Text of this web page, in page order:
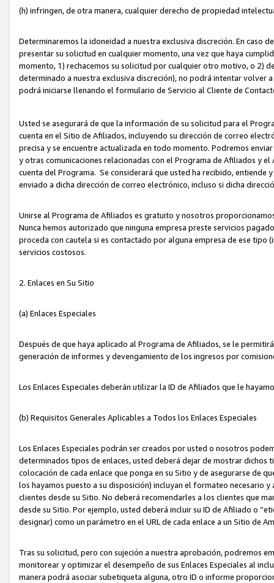
(h) infringen, de otra manera, cualquier derecho de propiedad
Determinaremos la idoneidad a nuestra exclusiva discreción. En caso
presentar su solicitud en cualquier momento, una vez que haya
momento, 1) rechacemos su solicitud por cualquier otro motivo, o 2)
determinado a nuestra exclusiva discreción), no podrá intentar volver
podrá iniciarse llenando el formulario de Servicio al Cliente de
Usted se asegurará de que la información de su solicitud para el
cuenta en el Sitio de Afiliados, incluyendo su dirección de correo
precisa y se encuentre actualizada en todo momento. Podremos
y otras comunicaciones relacionadas con el Programa de Afiliados y
cuenta del Programa. Se considerará que usted ha recibido, entiende
enviado a dicha dirección de correo electrónico, incluso si dicha
Unirse al Programa de Afiliados es gratuito y nosotros
Nunca hemos autorizado que ninguna empresa preste servicios
proceda con cautela si es contactado por alguna empresa de ese
servicios costosos.
2. Enlaces en Su Sitio
(a) Enlaces Especiales
Después de que haya aplicado al Programa de Afiliados, se le
generación de informes y devengamiento de los ingresos por
Los Enlaces Especiales deberán utilizar la ID de Afiliados que le
(b) Requisitos Generales Aplicables a Todos los Enlaces Especiales
Los Enlaces Especiales podrán ser creados por usted o nosotros
determinados tipos de enlaces, usted deberá dejar de mostrar dichos
colocación de cada enlace que ponga en su Sitio y de asegurarse de
los hayamos puesto a su disposición) incluyan el formateo necesario
clientes desde su Sitio. No deberá recomendarles a los clientes que
desde su Sitio. Por ejemplo, usted deberá incluir su ID de Afiliado o
designar) como un parámetro en el URL de cada enlace a un Sitio de
Tras su solicitud, pero con sujeción a nuestra aprobación, podremos
monitorear y optimizar el desempeño de sus Enlaces Especiales al
manera podrá asociar subetiqueta alguna, otro ID o informe